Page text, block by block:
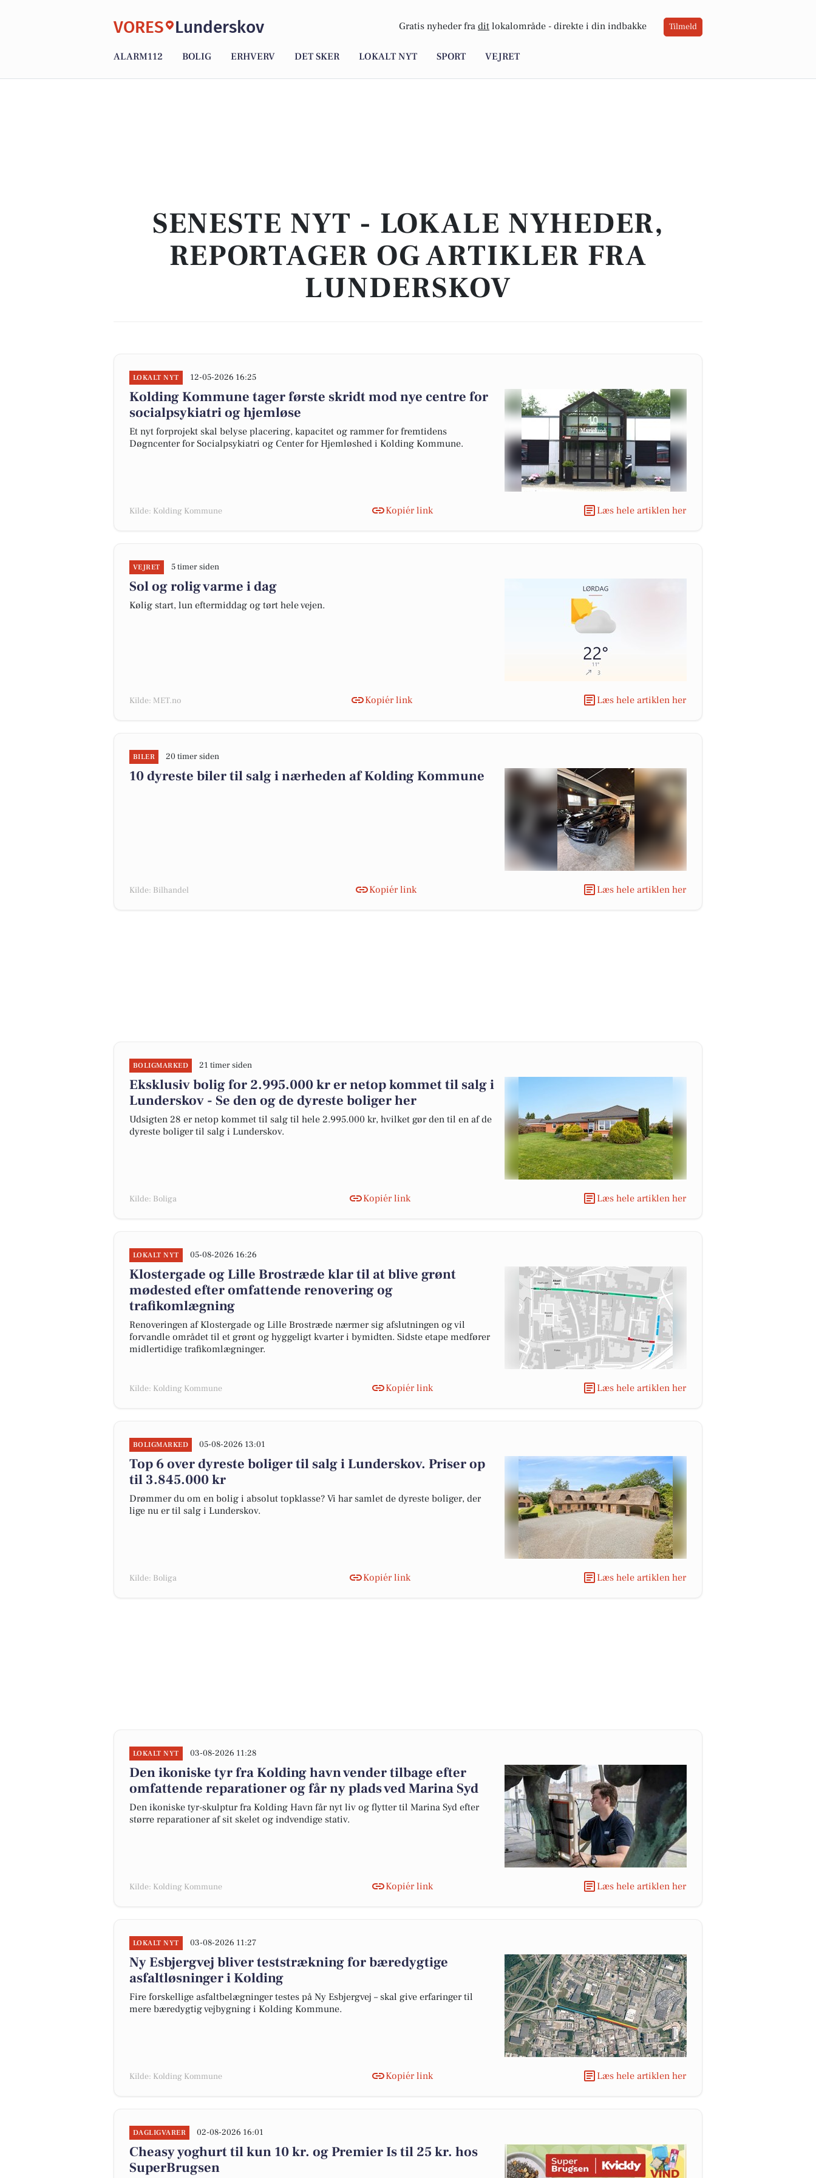
VORES Lunderskov Gratis nyheder fra dit lokalområde - direkte i din indbakke Tilmeld
ALARM112 BOLIG ERHVERV DET SKER LOKALT NYT SPORT VEJRET
SENESTE NYT - LOKALE NYHEDER,
REPORTAGER OG ARTIKLER FRA
LUNDERSKOV
LOKALT NYT 12-05-2026 16:25
Kolding Kommune tager første skridt mod nye centre for
socialpsykiatri og hjemløse
Et nyt forprojekt skal belyse placering, kapacitet og rammer for fremtidens
Døgncenter for Socialpsykiatri og Center for Hjemløshed i Kolding Kommune.
Kilde: Kolding Kommune Kopiér link Læs hele artiklen her
VEJRET 5 timer siden
Sol og rolig varme i dag
Kølig start, lun eftermiddag og tørt hele vejen.
Kilde: MET.no Kopiér link Læs hele artiklen her
BILER 20 timer siden
10 dyreste biler til salg i nærheden af Kolding Kommune
Kilde: Bilhandel Kopiér link Læs hele artiklen her
BOLIGMARKED 21 timer siden
Eksklusiv bolig for 2.995.000 kr er netop kommet til salg i
Lunderskov - Se den og de dyreste boliger her
Udsigten 28 er netop kommet til salg til hele 2.995.000 kr, hvilket gør den til en af de
dyreste boliger til salg i Lunderskov.
Kilde: Boliga Kopiér link Læs hele artiklen her
LOKALT NYT 05-08-2026 16:26
Klostergade og Lille Brostræde klar til at blive grønt
mødested efter omfattende renovering og
trafikomlægning
Renoveringen af Klostergade og Lille Brostræde nærmer sig afslutningen og vil
forvandle området til et grønt og hyggeligt kvarter i bymidten. Sidste etape medfører
midlertidige trafikomlægninger.
Kilde: Kolding Kommune Kopiér link Læs hele artiklen her
BOLIGMARKED 05-08-2026 13:01
Top 6 over dyreste boliger til salg i Lunderskov. Priser op
til 3.845.000 kr
Drømmer du om en bolig i absolut topklasse? Vi har samlet de dyreste boliger, der
lige nu er til salg i Lunderskov.
Kilde: Boliga Kopiér link Læs hele artiklen her
LOKALT NYT 03-08-2026 11:28
Den ikoniske tyr fra Kolding havn vender tilbage efter
omfattende reparationer og får ny plads ved Marina Syd
Den ikoniske tyr-skulptur fra Kolding Havn får nyt liv og flytter til Marina Syd efter
større reparationer af sit skelet og indvendige stativ.
Kilde: Kolding Kommune Kopiér link Læs hele artiklen her
LOKALT NYT 03-08-2026 11:27
Ny Esbjergvej bliver teststrækning for bæredygtige
asfaltløsninger i Kolding
Fire forskellige asfaltbelægninger testes på Ny Esbjergvej – skal give erfaringer til
mere bæredygtig vejbygning i Kolding Kommune.
Kilde: Kolding Kommune Kopiér link Læs hele artiklen her
DAGLIGVARER 02-08-2026 16:01
Cheasy yoghurt til kun 10 kr. og Premier Is til 25 kr. hos
SuperBrugsen